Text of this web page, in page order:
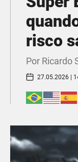
risco
Por Ricardo
27.05.2026 |